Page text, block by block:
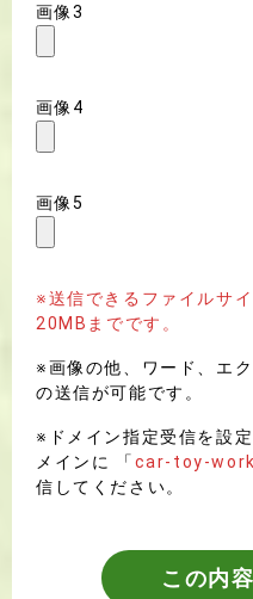
画像3
画像4
画像5
※送信できるファイルサ
20MBまでです。
※画像の他、ワード、エ
の送信が可能です。
※ドメイン指定受信を設
メインに 「 car-toy-
信してください。
この内